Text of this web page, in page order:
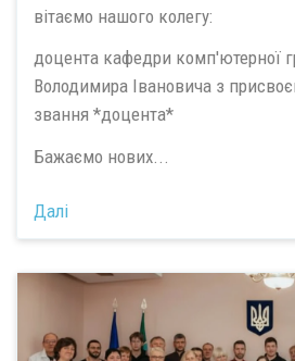
вітаємо нашого колегу:
доцента кафедри комп'ютерної
Володимира Івановича з
звання *доцента*
Бажаємо нових...
Далі